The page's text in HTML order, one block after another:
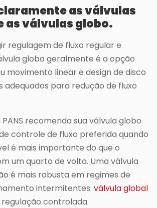
as válvulas
as válvulas globo.
regulagem de fluxo regular e
globo geralmente é a opção
movimento linear e design de disco
adequados para redução de fluxo
PANS recomenda sua válvula globo
controle de fluxo preferida quando
é mais importante do que o
um quarto de volta. Uma válvula
é mais robusta em regimes de
intermitentes. válvula global
controlada.